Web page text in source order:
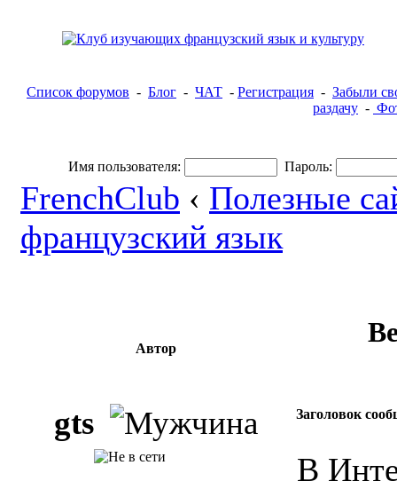
Список форумов - Блог - ЧАТ - Регистрация - Забыли
раздачу -
Имя пользователя: Пароль:
FrenchClub ‹ Полезные
французский язык
Автор
gts Заголовок
В